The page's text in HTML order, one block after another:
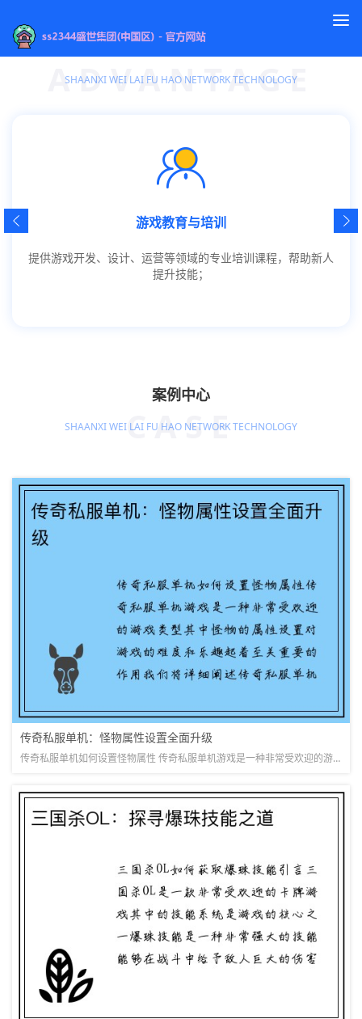
服务方向
ADVANTAGE
SHAANXI WEI LAI FU HAO NETWORK TECHNOLOGY
游戏教育与培训
提供游戏开发、设计、运营等领域的专业培训课程，帮助新人
提升技能；
案例中心
CASE
SHAANXI WEI LAI FU HAO NETWORK TECHNOLOGY
传奇私服单机：怪物属性设置全面升级
传奇私服单机如何设置怪物属性 传奇私服单机游戏是一种非常受欢迎的游戏类型，其中怪物的属性设置对游戏的难度和乐趣起着至关重要的作用。我们将详细阐述传奇私服单机游戏中怪物属性设置的几个方面。 1. 怪物的...